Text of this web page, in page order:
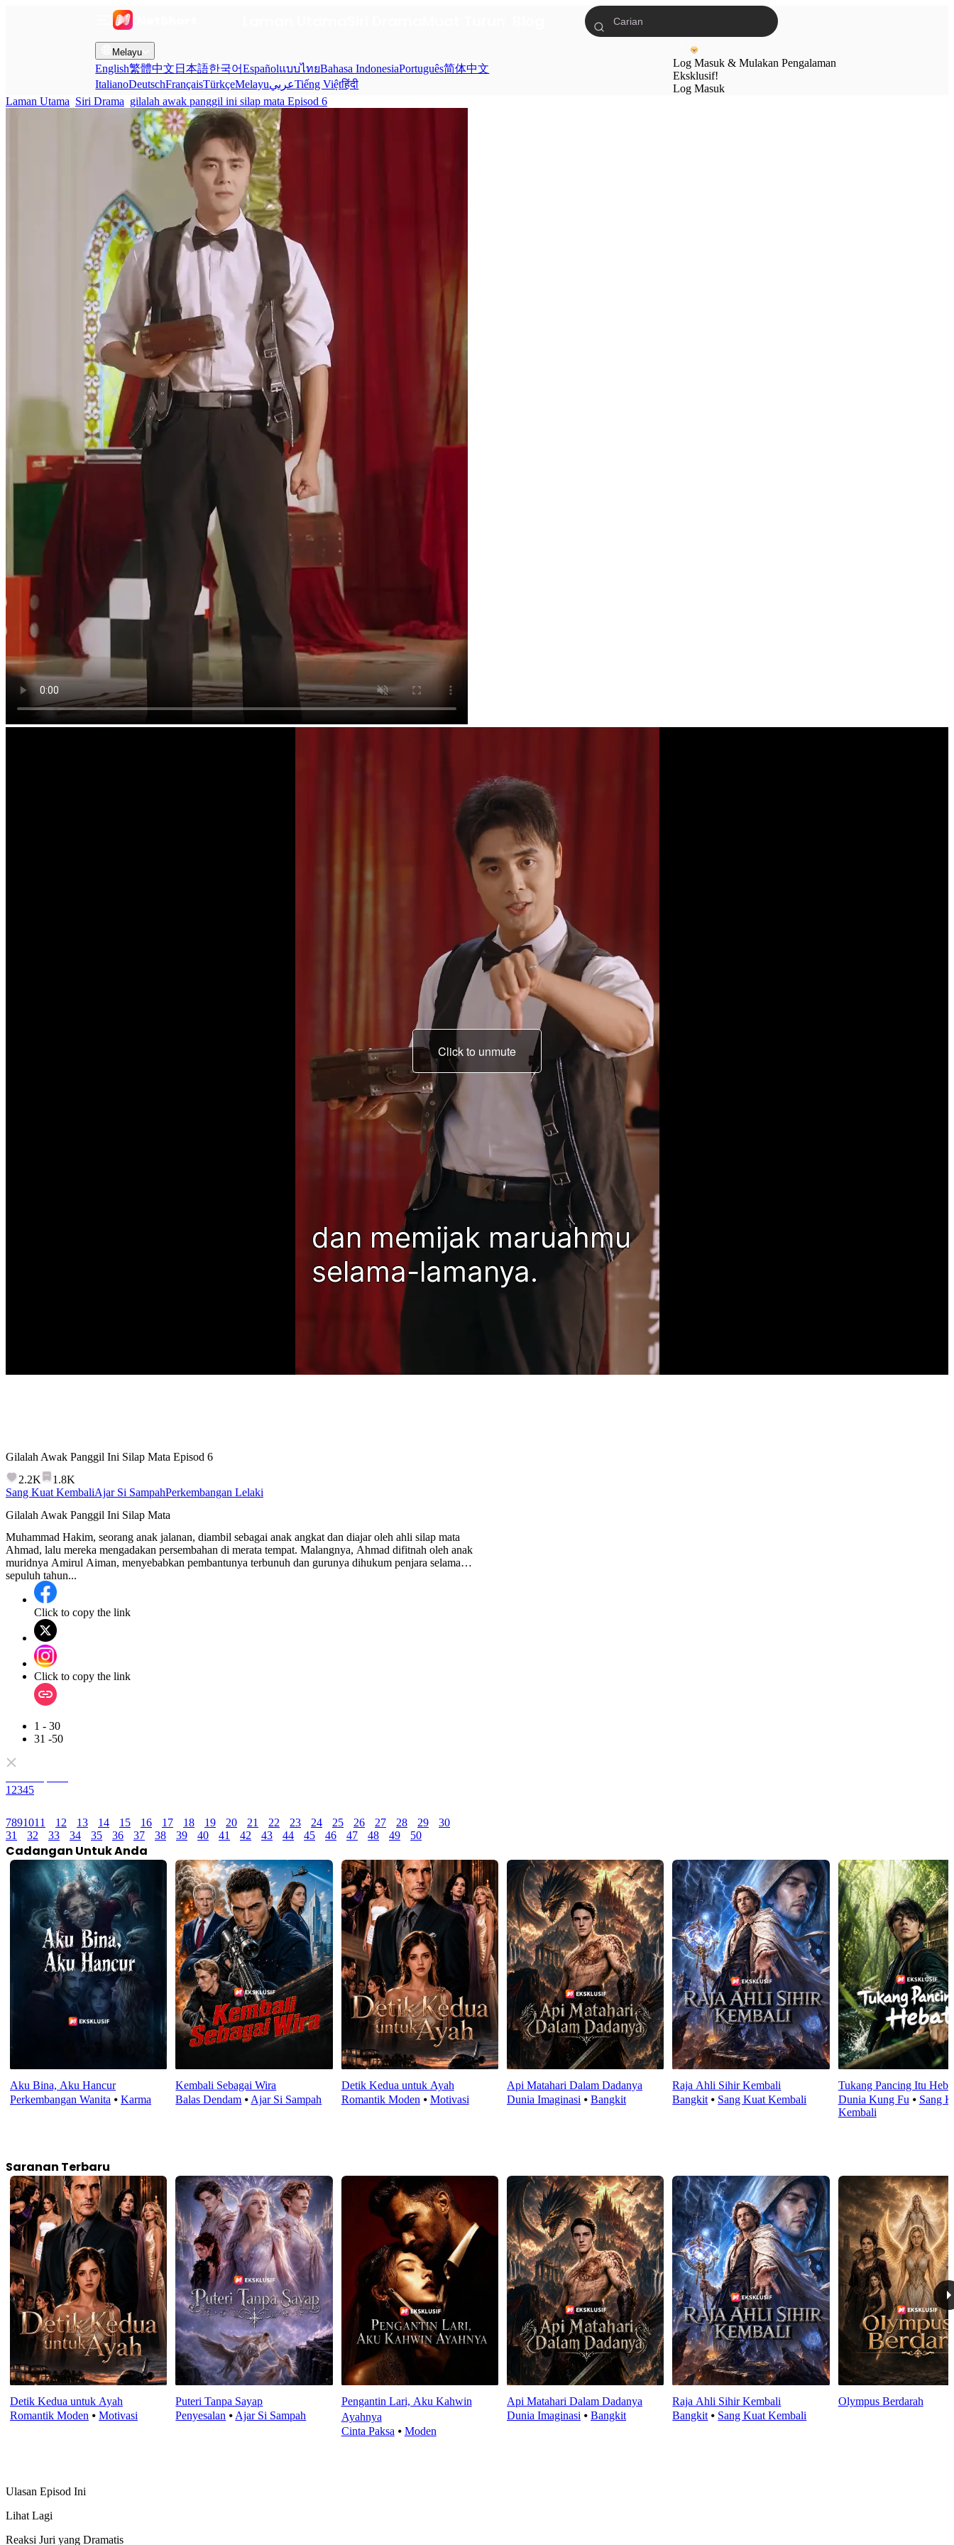
Melayu
English繁體中文 日本語한국어EspañolแบบไทยBahasa IndonesiaPortuguês简体中文
ItalianoDeutschFrançaisTürkçeMelayuعربيTiếng Việtहिंदी
Log Masuk & Mulakan Pengalaman
Eksklusif!
Log Masuk
Laman Utama Siri Drama gilalah awak panggil ini silap mata Episod 6
Click to unmute
Gilalah Awak Panggil Ini Silap Mata Episod 6
2.2K
1.8K
Sang Kuat KembaliAjar Si SampahPerkembangan Lelaki
Gilalah Awak Panggil Ini Silap Mata
Muhammad Hakim, seorang anak jalanan, diambil sebagai anak angkat dan diajar oleh ahli silap mata
Ahmad, lalu mereka mengadakan persembahan di merata tempat. Malangnya, Ahmad difitnah oleh anak
muridnya Amirul Aiman, menyebabkan pembantunya terbunuh dan gurunya dihukum penjara selama
sepuluh tahun...
Click to copy the link
Click to copy the link
1 - 30
31 -50
1 2345
7891011 12 13 14 15 16 17 18 19 20 21 22 23 24 25 26 27 28 29
30
31
32 33 34 35 36 37 38 39 40 41 42 43 44 45 46 47 48 49 50
Cadangan Untuk Anda
Aku Bina, Aku Hancur
Perkembangan Wanita ⦁ Karma
Kembali Sebagai Wira
Balas Dendam ⦁ Ajar Si Sampah
Detik Kedua untuk Ayah
Romantik Moden ⦁ Motivasi
Api Matahari Dalam Dadanya
Dunia Imaginasi ⦁ Bangkit
Raja Ahli Sihir Kembali
Bangkit ⦁ Sang Kuat Kembali
Tukang Pancing Itu
Dunia Kung Fu ⦁ Sang
Kembali
Saranan Terbaru
Detik Kedua untuk Ayah
Romantik Moden ⦁ Motivasi
Puteri Tanpa Sayap
Penyesalan ⦁ Ajar Si Sampah
Pengantin Lari, Aku Kahwin
Ayahnya
Cinta Paksa ⦁ Moden
Api Matahari Dalam Dadanya
Dunia Imaginasi ⦁ Bangkit
Raja Ahli Sihir Kembali
Bangkit ⦁ Sang Kuat Kembali
Olympus Berdarah
Ulasan Episod Ini
Lihat Lagi
Reaksi Juri yang Dramatis